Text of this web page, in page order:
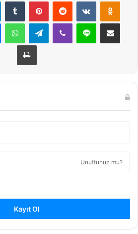
MessengerWhatsAppTelegramViber Line E-Posta ile
Yazdır
Unuttunuz mu?
Kayıt Ol